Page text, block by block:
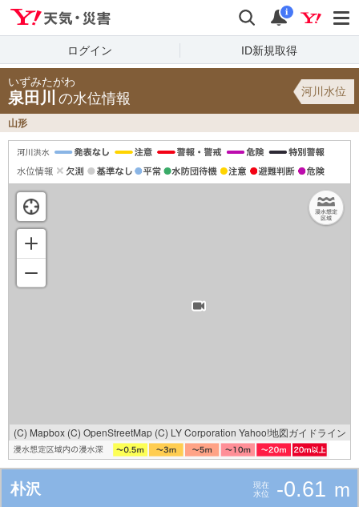
検索 通知
i
ログイン ID新規取得
いずみたがわ
泉田川 の水位情報 河川水位
山形
(C) Mapbox (C) OpenStreetMap (C) LY Corporation Yahoo!地図ガイドライン
朴沢
現在
水位
-0.61 m